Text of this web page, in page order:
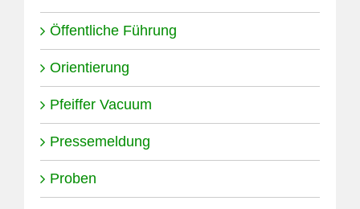
Öffentliche Führung
Orientierung
Pfeiffer Vacuum
Pressemeldung
Proben